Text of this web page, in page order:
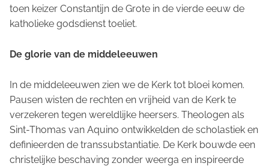
toen keizer Constantijn de Grote in de vierde eeuw de
katholieke godsdienst toeliet.
De glorie van de middeleeuwen
In de middeleeuwen zien we de Kerk tot bloei komen.
Pausen wisten de rechten en vrijheid van de Kerk te
verzekeren tegen wereldlijke heersers. Theologen als
Sint-Thomas van Aquino ontwikkelden de scholastiek en
definieerden de transsubstantiatie. De Kerk bouwde een
christelijke beschaving zonder weerga en inspireerde